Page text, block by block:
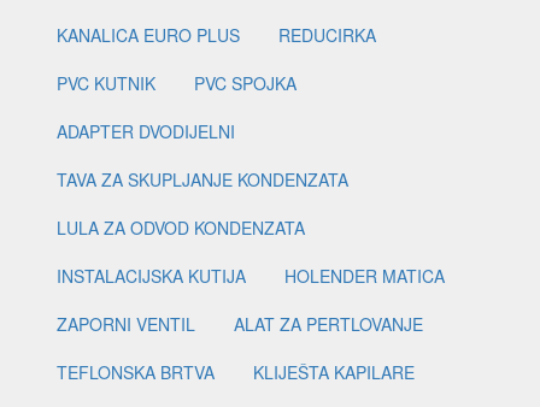
KANALICA EURO PLUS
REDUCIRKA
PVC KUTNIK
PVC SPOJKA
ADAPTER DVODIJELNI
TAVA ZA SKUPLJANJE KONDENZATA
LULA ZA ODVOD KONDENZATA
INSTALACIJSKA KUTIJA
HOLENDER MATICA
ZAPORNI VENTIL
ALAT ZA PERTLOVANJE
TEFLONSKA BRTVA
KLIJEŠTA KAPILARE